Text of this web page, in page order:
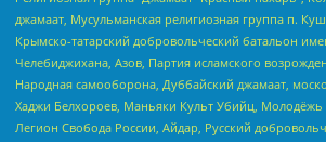
джамаат, Мусульманская религиозная группа п.
Крымско-татарский добровольческий батальон
Челебиджихана, Азов, Партия исламского
Народная самооборона, Дуббайский джамаат,
Хаджи Белхороев, Маньяки Культ Убийц, Молодёжь
Легион Свобода России, Айдар, Русский